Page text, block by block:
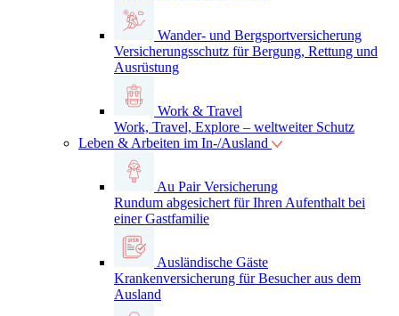
Wander- und Bergsportversicherung
Versicherungsschutz für Bergung, Rettung und
Ausrüstung
Work & Travel
Work, Travel, Explore – weltweiter Schutz
Leben & Arbeiten im In-/Ausland
Au Pair Versicherung
Rundum abgesichert für Ihren Aufenthalt bei
einer Gastfamilie
Ausländische Gäste
Krankenversicherung für Besucher aus dem
Ausland